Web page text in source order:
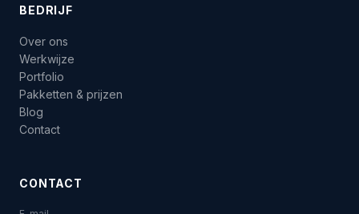
BEDRIJF
Over ons
Werkwijze
Portfolio
Pakketten & prijzen
Blog
Contact
CONTACT